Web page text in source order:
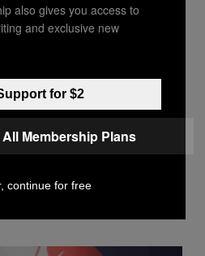
GETTY IMAGES FOR VEVO)
Years Ago, Jay-Z
Dropped One of
Albums
also gives you access to
and exclusive new
for $2
All Membership Plans
continue for free